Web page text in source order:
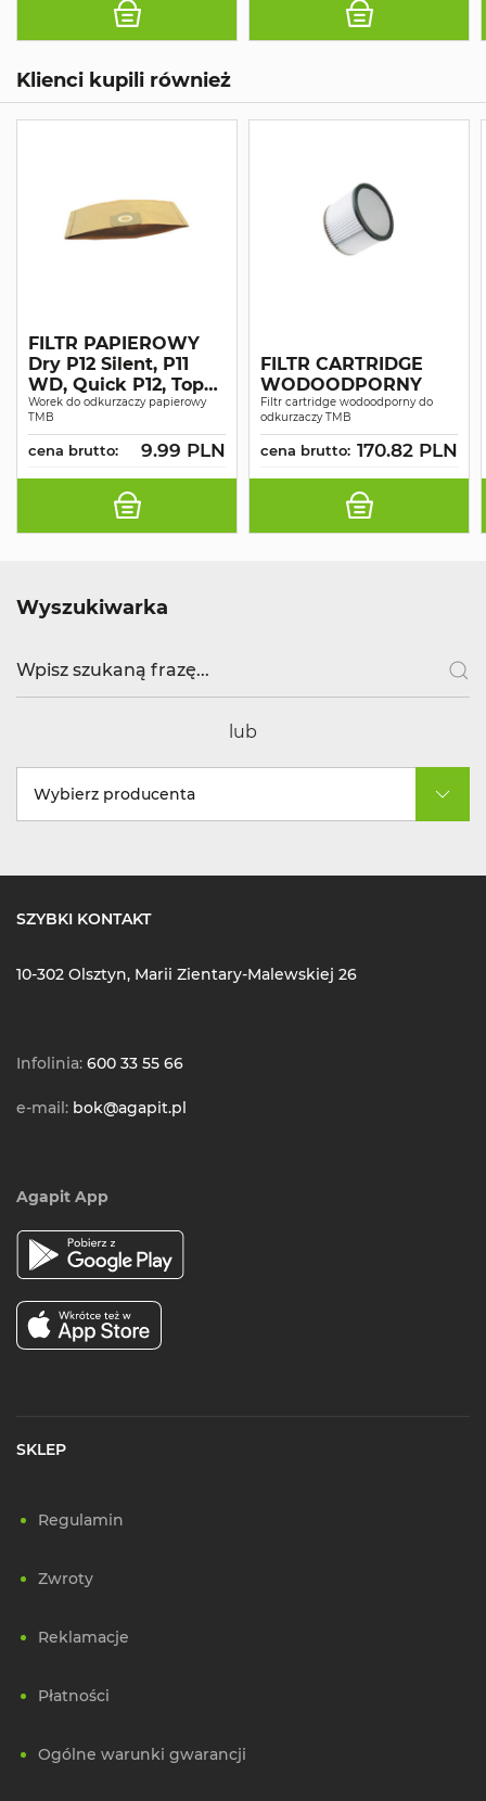
Klienci kupili również
FILTR PAPIEROWY
Dry P12 Silent, P11
WD, Quick P12, Top
Ext P12
Worek do odkurzaczy papierowy
TMB
cena brutto: 9.99 PLN
FILTR CARTRIDGE
WODOODPORNY
Filtr cartridge wodoodporny do
odkurzaczy TMB
cena brutto: 170.82 PLN
Wyszukiwarka
lub
Wybierz producenta
SZYBKI KONTAKT
10-302 Olsztyn, Marii Zientary-Malewskiej 26
Infolinia: 600 33 55 66
e-mail: bok@agapit.pl
Agapit App
SKLEP
Regulamin
Zwroty
Reklamacje
Płatności
Ogólne warunki gwarancji